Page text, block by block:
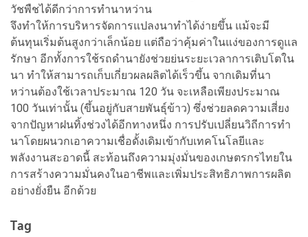
วัชพืชได้ดีกว่าการทำนาหว่าน
จึงทำให้การบริหารจัดการแปลงนาทำได้ง่ายขึ้น แม้จะมี
ต้นทุนเริ่มต้นสูงกว่าเล็กน้อย แต่ถือว่าคุ้มค่าในแง่ของการดูแล
รักษา อีกทั้งการใช้รถดำนายังช่วยย่นระยะเวลาการเติบโตใน
นา ทำให้สามารถเก็บเกี่ยวผลผลิตได้เร็วขึ้น จากเดิมที่นา
หว่านต้องใช้เวลาประมาณ 120 วัน จะเหลือเพียงประมาณ
100 วันเท่านั้น (ขึ้นอยู่กับสายพันธุ์ข้าว) ซึ่งช่วยลดความเสี่ยง
จากปัญหาฝนทิ้งช่วงได้อีกทางหนึ่ง การปรับเปลี่ยนวิถีการทำ
นาโดยผนวกเอาความเชื่อดั้งเดิมเข้ากับเทคโนโลยีและ
พลังงานสะอาดนี้ สะท้อนถึงความมุ่งมั่นของเกษตรกรไทยใน
การสร้างความมั่นคงในอาชีพและเพิ่มประสิทธิภาพการผลิต
อย่างยั่งยืน อีกด้วย
Tag